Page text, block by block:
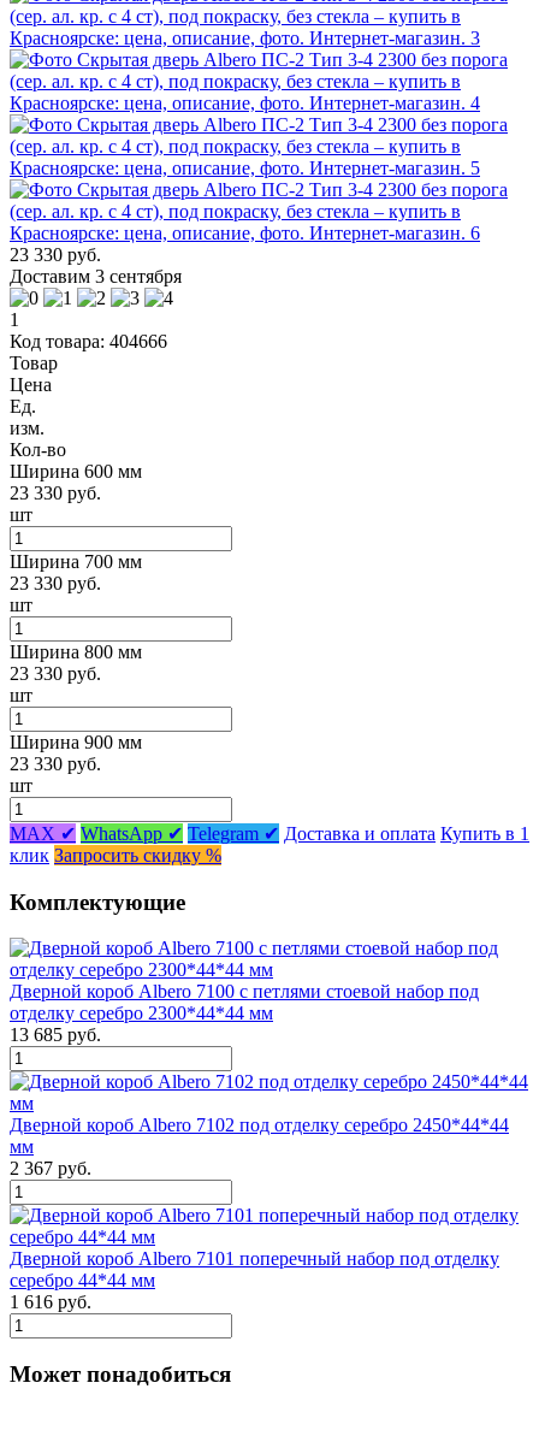
23 330 руб.
Доставим 3 сентября
1
Код товара: 404666
Товар
Цена
Ед.
изм.
Кол-во
Ширина 600 мм
23 330 руб.
шт
Ширина 700 мм
23 330 руб.
шт
Ширина 800 мм
23 330 руб.
шт
Ширина 900 мм
23 330 руб.
шт
MAX ✔ WhatsApp ✔ Telegram ✔ Доставка и оплата Купить в 1
клик Запросить скидку %
Комплектующие
Дверной короб Albero 7100 с петлями стоевой набор под
отделку серебро 2300*44*44 мм
13 685 руб.
Дверной короб Albero 7102 под отделку серебро 2450*44*44
мм
2 367 руб.
Дверной короб Albero 7101 поперечный набор под отделку
серебро 44*44 мм
1 616 руб.
Может понадобиться